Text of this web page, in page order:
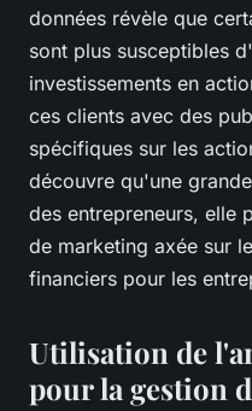
données révèle que
sont plus susceptibles
investissements en
ces clients avec des
spécifiques sur les
découvre qu'une
des entrepreneurs, elle
de marketing axée sur
financiers pour les
Utilisation de
pour la gestion